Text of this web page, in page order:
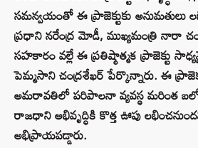
సమన్వయంతో ఈ ప్రాజెక్టుకు అనుమతులు
ప్రధాని నరేంద్ర మోడీ, ముఖ్యమంత్రి నారా
సహకారం వల్లే ఈ ప్రతిష్ఠాత్మక ప్రాజెక్టు
పెమ్మసాని చంద్రశేఖర్ పేర్కొన్నారు. ఈ
అమరావతిలో పరిపాలనా వ్యవస్థ మరింత
రాజధాని అభివృద్ధికి కొత్త ఊపు
అభిప్రాయపడ్డారు.